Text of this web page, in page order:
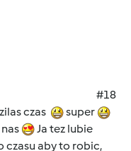
#18
czas
super
Ja tez lubie
czasu aby to robic,